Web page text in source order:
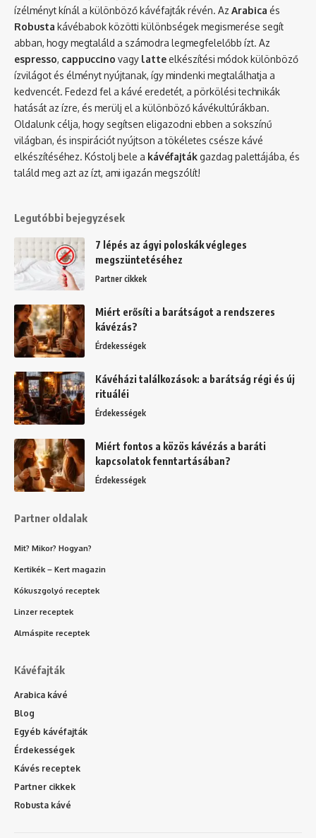
ízélményt kínál a különböző kávéfajták révén. Az Arabica és
Robusta kávébabok közötti különbségek megismerése segít
abban, hogy megtaláld a számodra legmegfelelőbb ízt. Az
espresso, cappuccino vagy latte elkészítési módok különböző
ízvilágot és élményt nyújtanak, így mindenki megtalálhatja a
kedvencét. Fedezd fel a kávé eredetét, a pörkölési technikák
hatását az ízre, és merülj el a különböző kávékultúrákban.
Oldalunk célja, hogy segítsen eligazodni ebben a sokszínű
világban, és inspirációt nyújtson a tökéletes csésze kávé
elkészítéséhez. Kóstolj bele a kávéfajtákgazdag palettájába, és
találd meg azt az ízt, ami igazán megszólít!
Legutóbbi bejegyzések
7 lépés az ágyi poloskák végleges
megszüntetéséhez
Partner cikkek
Miért erősíti a barátságot a rendszeres
kávézás?
Érdekességek
Kávéházi találkozások: a barátság régi és új
rituáléi
Érdekességek
Miért fontos a közös kávézás a baráti
kapcsolatok fenntartásában?
Érdekességek
Partner oldalak
Mit? Mikor? Hogyan?
Kertikék – Kert magazin
Kókuszgolyó receptek
Linzer receptek
Almáspite receptek
Kávéfajták
Arabica kávé
Blog
Egyéb kávéfajták
Érdekességek
Kávés receptek
Partner cikkek
Robusta kávé